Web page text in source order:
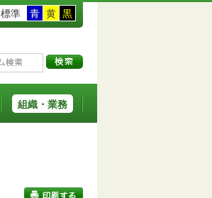
標準 青 黄 黒
組織・業務